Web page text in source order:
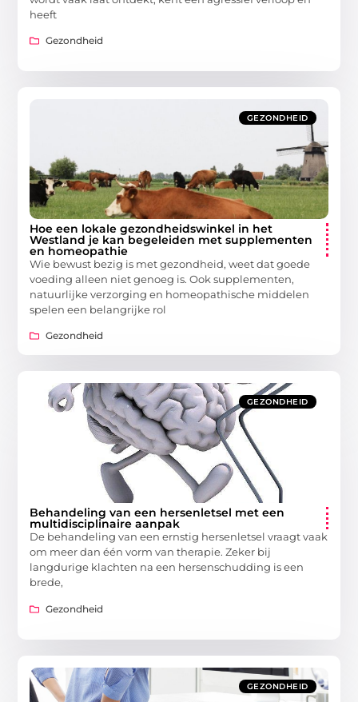
heeft
Gezondheid
GEZONDHEID
Hoe een lokale gezondheidswinkel in het
Westland je kan begeleiden met supplementen
en homeopathie
Wie bewust bezig is met gezondheid, weet dat goede
voeding alleen niet genoeg is. Ook supplementen,
natuurlijke verzorging en homeopathische middelen
spelen een belangrijke rol
Gezondheid
GEZONDHEID
Behandeling van een hersenletsel met een
multidisciplinaire aanpak
De behandeling van een ernstig hersenletsel vraagt vaak
om meer dan één vorm van therapie. Zeker bij
langdurige klachten na een hersenschudding is een
brede,
Gezondheid
GEZONDHEID